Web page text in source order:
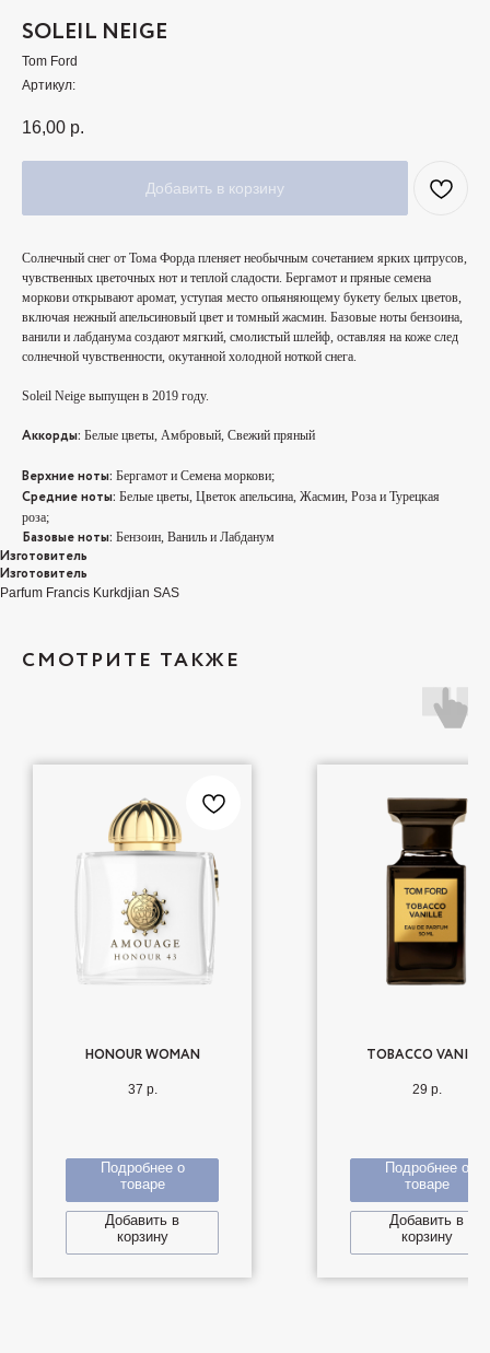
SOLEIL NEIGE
Tom Ford
Артикул:
16,00 р.
Добавить в корзину
Солнечный снег от Тома Форда пленяет необычным сочетанием ярких цитрусов,
чувственных цветочных нот и теплой сладости. Бергамот и пряные семена
моркови открывают аромат, уступая место опьяняющему букету белых цветов,
включая нежный апельсиновый цвет и томный жасмин. Базовые ноты бензоина,
ванили и лабданума создают мягкий, смолистый шлейф, оставляя на коже след
солнечной чувственности, окутанной холодной ноткой снега.
Soleil Neige выпущен в 2019 году.
Аккорды: Белые цветы, Амбровый, Свежий пряный
Верхние ноты: Бергамот и Семена моркови;
Средние ноты: Белые цветы, Цветок апельсина, Жасмин, Роза и Турецкая
роза;
Базовые ноты: Бензоин, Ваниль и Лабданум
Изготовитель
Изготовитель
Parfum Francis Kurkdjian SAS
СМОТРИТЕ ТАКЖЕ
HONOUR WOMAN
37 р.
Подробнее о
товаре
Добавить в
корзину
TOBACCO VANILLE
29 р.
Подробнее о
товаре
Добавить в
корзину